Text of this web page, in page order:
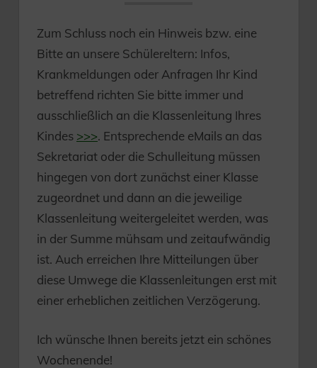
Zum Schluss noch ein Hinweis bzw. eine
Bitte an unsere Schülereltern: Infos,
Krankmeldungen oder Anfragen Ihr Kind
betreffend richten Sie bitte immer und
ausschließlich an die Klassenleitung Ihres
Kindes >>>. Entsprechende eMails an das
Sekretariat oder die Schulleitung müssen
hingegen von dort zunächst einer Klasse
zugeordnet und dann an die jeweilige
Klassenleitung weitergeleitet werden, was
in der Summe mühsam und zeitaufwändig
ist. Auch erreichen Ihre Mitteilungen über
diese Umwege die Klassenleitungen erst mit
einer erheblichen zeitlichen Verzögerung.
Ich wünsche Ihnen bereits jetzt ein schönes
Wochenende!